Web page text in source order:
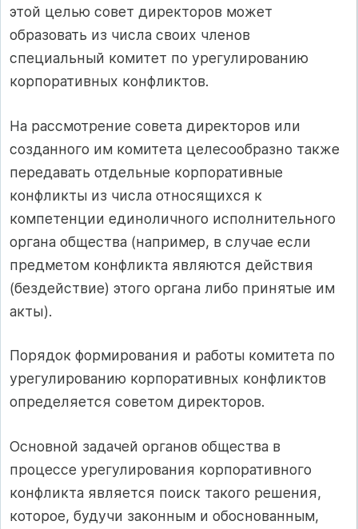
этой целью совет директоров может
образовать из числа своих членов
специальный комитет по урегулированию
корпоративных конфликтов.
На рассмотрение совета директоров или
созданного им комитета целесообразно также
передавать отдельные корпоративные
конфликты из числа относящихся к
компетенции единоличного исполнительного
органа общества (например, в случае если
предметом конфликта являются действия
(бездействие) этого органа либо принятые им
акты).
Порядок формирования и работы комитета по
урегулированию корпоративных конфликтов
определяется советом директоров.
Основной задачей органов общества в
процессе урегулирования корпоративного
конфликта является поиск такого решения,
которое, будучи законным и обоснованным,